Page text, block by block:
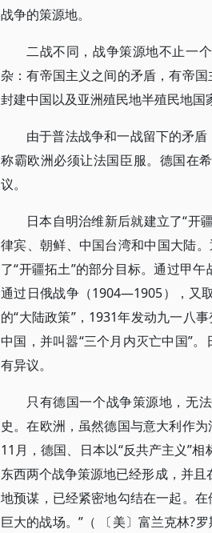
战争的策源地。
二战不同，战争策源地不止一
杂：有帝国主义之间的矛盾，有帝
封建中国以及亚洲殖民地半殖民地国
由于普法战争和一战留下的矛
称霸欧洲必须让法国臣服。德国在
议。
日本自明治维新后就建立了“开
律宾、朝鲜、中国台湾和中国大陆
了“开疆拓土”的部分目标。通过甲
通过日俄战争（1904—1905），又
的“大陆政策”，1931年发动九一八
中国，并叫嚣“三个月内灭亡中国”
有异议。
只有德国一个战争策源地，无
史。在欧洲，虽然德国与意大利作
11月，德国、日本以“反共产主义”
东西两个战争策源地已经形成，并
地预谋，已经紧密地勾结在一起。
巨大的战场。”（ 〔美〕富兰克林?